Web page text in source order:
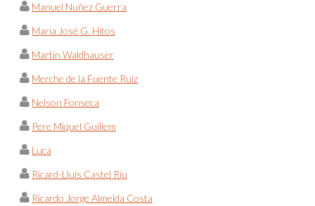
Manuel Nuñez Guerra
María José G. Hitos
Martin Waldhauser
Merche de la Fuente Ruiz
Nelson Fonseca
Pere Miquel Guillem
Luca
Ricard-Lluis Castel Riu
Ricardo Jorge Almeida Costa